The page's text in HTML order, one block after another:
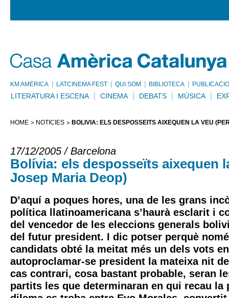
KM AMÈRICA LATCINEMA FEST QUI SOM BIBLIOTECA
LITERATURA I ESCENA CINEMA DEBATS MÚSICA
HOME NOTÍCIES BOLÍVIA: ELS DESPOSSEÏTS AIXEQUEN LA VEU
17/12/2005 / Barcelona
Bolívia: els desposseïts aixequen
Josep Maria Deop)
D’aquí a poques hores, una de les grans
política llatinoamericana s’haurà esclarit i
del vencedor de les eleccions generals
del futur president. I dic potser perquè
candidats obté la meitat més un dels vots
autoproclamar-se president la mateixa nit
cas contrari, cosa bastant probable, seran
partits les que determinaran en qui recau la